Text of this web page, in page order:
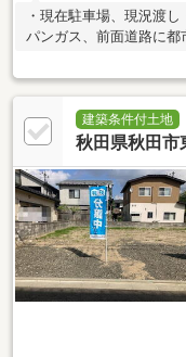
・現在駐車場、現況渡
パンガス、前面道路に都
建築条件付土地
秋田県秋田市